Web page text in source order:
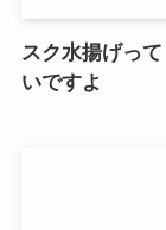
スク水揚げっ
いですよ